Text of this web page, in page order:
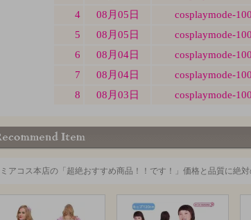
ミアコス本店の「超絶おすすめ商品！！です！」価格と品質に絶対